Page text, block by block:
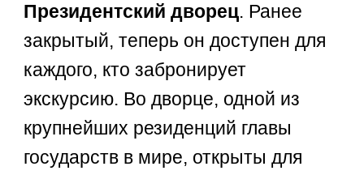
Президентский дворец. Ранее
закрытый, теперь он доступен для
каждого, кто забронирует
экскурсию. Во дворце, одной из
крупнейших резиденций главы
государств в мире, открыты для